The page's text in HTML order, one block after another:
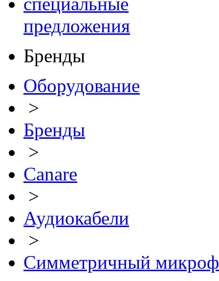
предложения
Бренды
Оборудование
>
Бренды
>
Canare
>
Аудиокабели
>
Симметричный